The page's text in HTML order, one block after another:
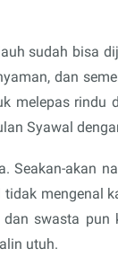
sudah bisa
dan
melepas rindu
Syawal
Seakan-akan
mengenal
swasta
utuh.